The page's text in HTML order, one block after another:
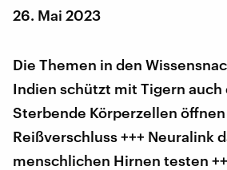
26. Mai 2023
Die Themen in den
Indien schützt mit Tigern auch
Sterbende Körperzellen
Reißverschluss +++ Neuralink
menschlichen Hirnen testen